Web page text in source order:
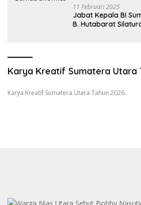
11 Februari 2025
Jabat Kepala BI
B. Hutabarat
Karya Kreatif Sumatera Utara
Karya Kreatif Sumatera Utara Tahun 2026.